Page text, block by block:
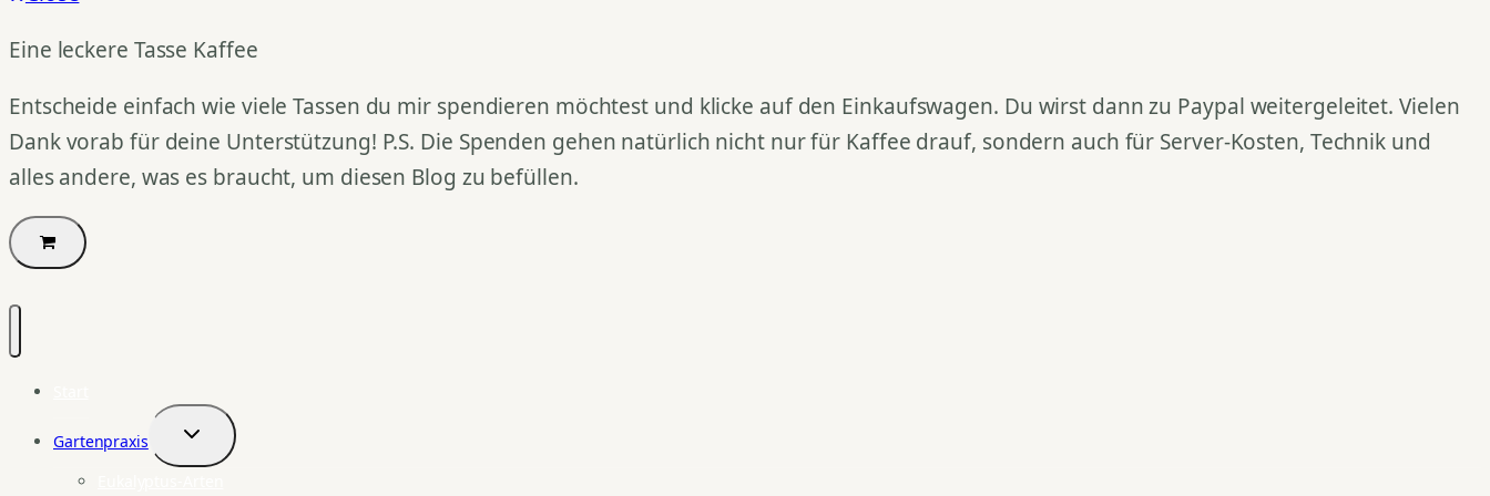
Eine leckere Tasse Kaffee
Entscheide einfach wie viele Tassen du mir spendieren möchtest und klicke auf den Einkaufswagen. Du wirst dann zu Paypal weitergeleitet. Vielen
Dank vorab für deine Unterstützung! P.S. Die Spenden gehen natürlich nicht nur für Kaffee drauf, sondern auch für Server-Kosten, Technik und
alles andere, was es braucht, um diesen Blog zu befüllen.
Gartenpraxis
Untermenü
umschalten